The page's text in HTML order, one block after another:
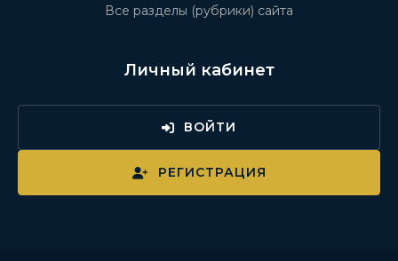
Все разделы (рубрики) сайта
Личный кабинет
ВОЙТИ
РЕГИСТРАЦИЯ